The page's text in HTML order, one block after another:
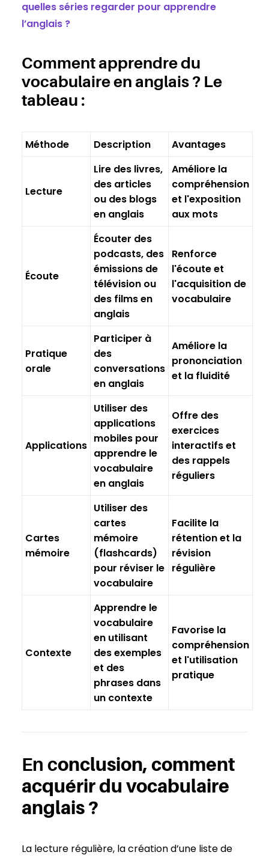
quelles séries regarder pour apprendre
l’anglais ?
Comment apprendre du
vocabulaire en anglais ? Le
tableau :
Méthode Description Avantages
Lecture
Lire des livres,
des articles
ou des blogs
en anglais
Améliore la
compréhension
et l'exposition
aux mots
Écoute
Écouter des
podcasts, des
émissions de
télévision ou
des films en
anglais
Renforce
l'écoute et
l'acquisition de
vocabulaire
Pratique
orale
Participer à
des
conversations
en anglais
Améliore la
prononciation
et la fluidité
Applications
Utiliser des
applications
mobiles pour
apprendre le
vocabulaire
en anglais
Offre des
exercices
interactifs et
des rappels
réguliers
Cartes
mémoire
Utiliser des
cartes
mémoire
(flashcards)
pour réviser le
vocabulaire
Facilite la
rétention et la
révision
régulière
Contexte
Apprendre le
vocabulaire
en utilisant
des exemples
et des
phrases dans
un contexte
Favorise la
compréhension
et l'utilisation
pratique
En conclusion, comment
acquérir du vocabulaire
anglais ?
La lecture régulière, la création d’une liste de